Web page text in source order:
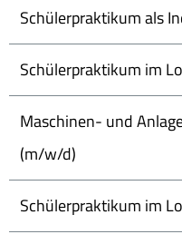
Schülerpraktikum als
Schülerpraktikum im
Maschinen- und
(m/w/d)
Schülerpraktikum im